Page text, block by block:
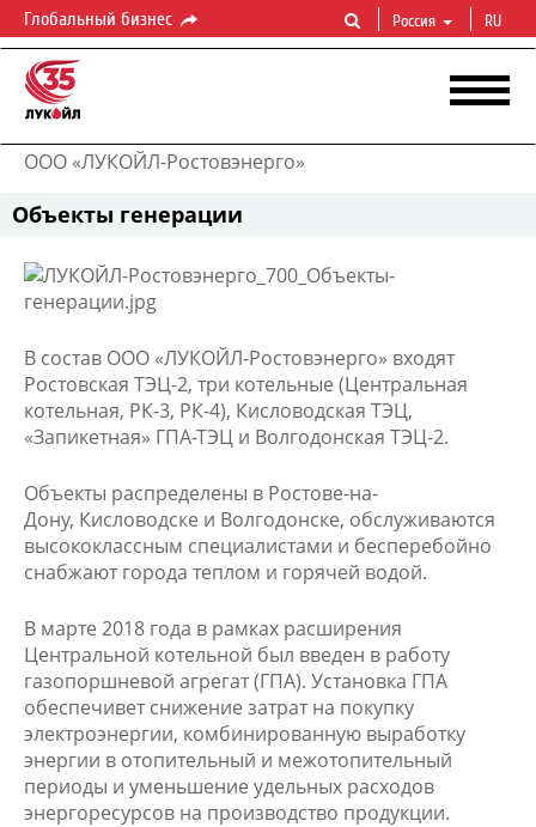
Глобальный бизнес Россия RU
ООО «ЛУКОЙЛ-Ростовэнерго»
Объекты генерации
В состав ООО «ЛУКОЙЛ-Ростовэнерго» входят
Ростовская ТЭЦ-2, три котельные (Центральная
котельная, РК-3, РК-4), Кисловодская ТЭЦ,
«Запикетная» ГПА-ТЭЦ и Волгодонская ТЭЦ-2.
Объекты распределены в Ростове-на-
Дону, Кисловодске и Волгодонске, обслуживаются
высококлассным специалистами и бесперебойно
снабжают города теплом и горячей водой.
В марте 2018 года в рамках расширения
Центральной котельной был введен в работу
газопоршневой агрегат (ГПА). Установка ГПА
обеспечивет снижение затрат на покупку
электроэнергии, комбинированную выработку
энергии в отопительный и межотопительный
периоды и уменьшение удельных расходов
энергоресурсов на производство продукции.